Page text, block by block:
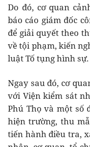
Do đó, cơ quan
báo cáo giám đốc
để giải quyết theo
về tội phạm, kiến
luật Tố tụng hình sự.
Ngay sau đó, cơ
với Viện kiểm sát
Phú Thọ và một số
hiện trường, thu
tiến hành điều tra,